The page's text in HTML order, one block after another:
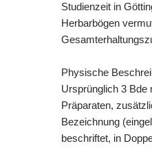
Studienzeit in
Herbarbögen
Physische
Ursprünglich 3 Bde
Präparaten,
Bezeichnung
beschriftet, in